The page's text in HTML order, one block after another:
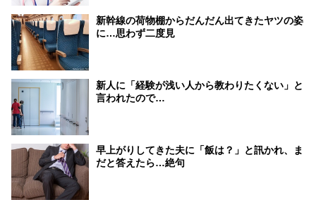
新幹線の荷物棚からだんだん出てきたヤツの姿
に…思わず二度見
新人に「経験が浅い人から教わりたくない」と
言われたので…
早上がりしてきた夫に「飯は？」と訊かれ、ま
だと答えたら…絶句